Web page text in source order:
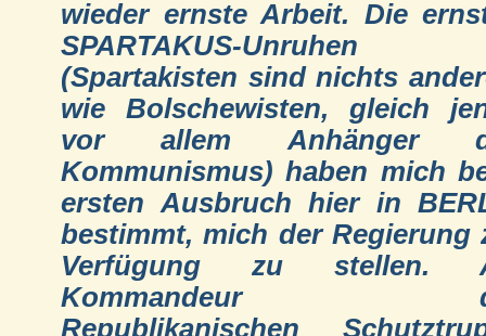
wieder ernste Arbeit. Die
SPARTAKUS-Unruhen
(Spartakisten sind nichts
wie Bolschewisten, gleich
vor allem Anhänger
Kommunismus) haben mich
ersten Ausbruch hier in
bestimmt, mich der Regierung
Verfügung zu stellen.
Kommandeur
Republikanischen